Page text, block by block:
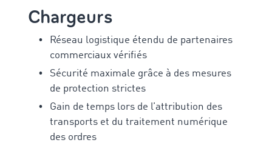
Chargeurs
Réseau logistique étendu de partenaires
commerciaux vérifiés
Sécurité maximale grâce à des mesures
de protection strictes
Gain de temps lors de l’attribution des
transports et du traitement numérique
des ordres